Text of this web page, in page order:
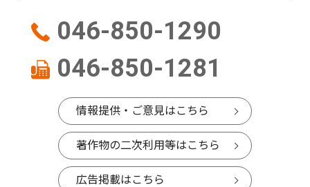
046-850-1290
046-850-1281
情報提供・ご意見はこちら
著作物の二次利用等はこちら
広告掲載はこちら